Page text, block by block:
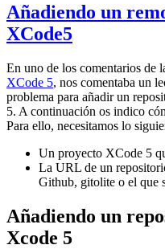
Añadiendo un
XCode5
En uno de los comentarios de
XCode 5, nos comentaba un
problema para añadir un
5. A continuación os indico
Para ello, necesitamos lo
Un proyecto XCode 5
La URL de un
Github, gitolite o el que
Añadiendo un
Xcode 5